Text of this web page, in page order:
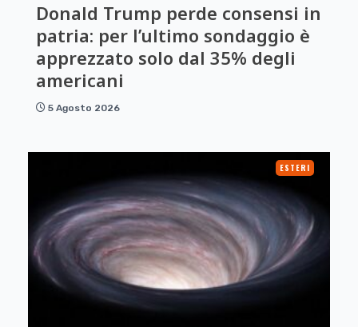
Donald Trump perde consensi in
patria: per l’ultimo sondaggio è
apprezzato solo dal 35% degli
americani
5 Agosto 2026
ESTERI